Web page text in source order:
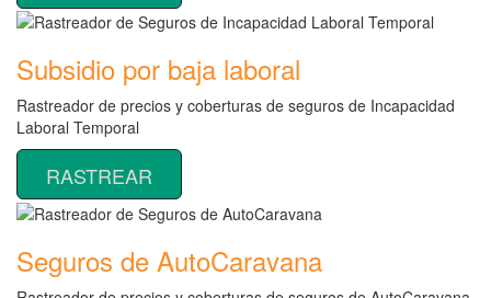
Subsidio por baja laboral
Rastreador de precios y coberturas de seguros de Incapacidad
Laboral Temporal
RASTREAR
Seguros de AutoCaravana